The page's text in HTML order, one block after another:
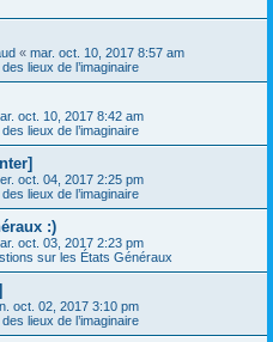
« mar. oct. 10, 2017 8:57 am
lieux de l’imaginaire
oct. 10, 2017 8:42 am
lieux de l’imaginaire
oct. 04, 2017 2:25 pm
lieux de l’imaginaire
:)
oct. 03, 2017 2:23 pm
sur les États Généraux
oct. 02, 2017 3:10 pm
lieux de l’imaginaire